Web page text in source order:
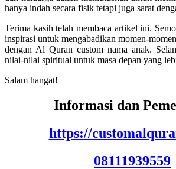
hanya indah secara fisik tetapi juga sarat
Terima kasih telah membaca artikel ini.
inspirasi untuk mengabadikan momen-
dengan Al Quran custom nama anak.
nilai-nilai spiritual untuk masa depan yang
Salam hangat!
Informasi dan
https://
08111939559